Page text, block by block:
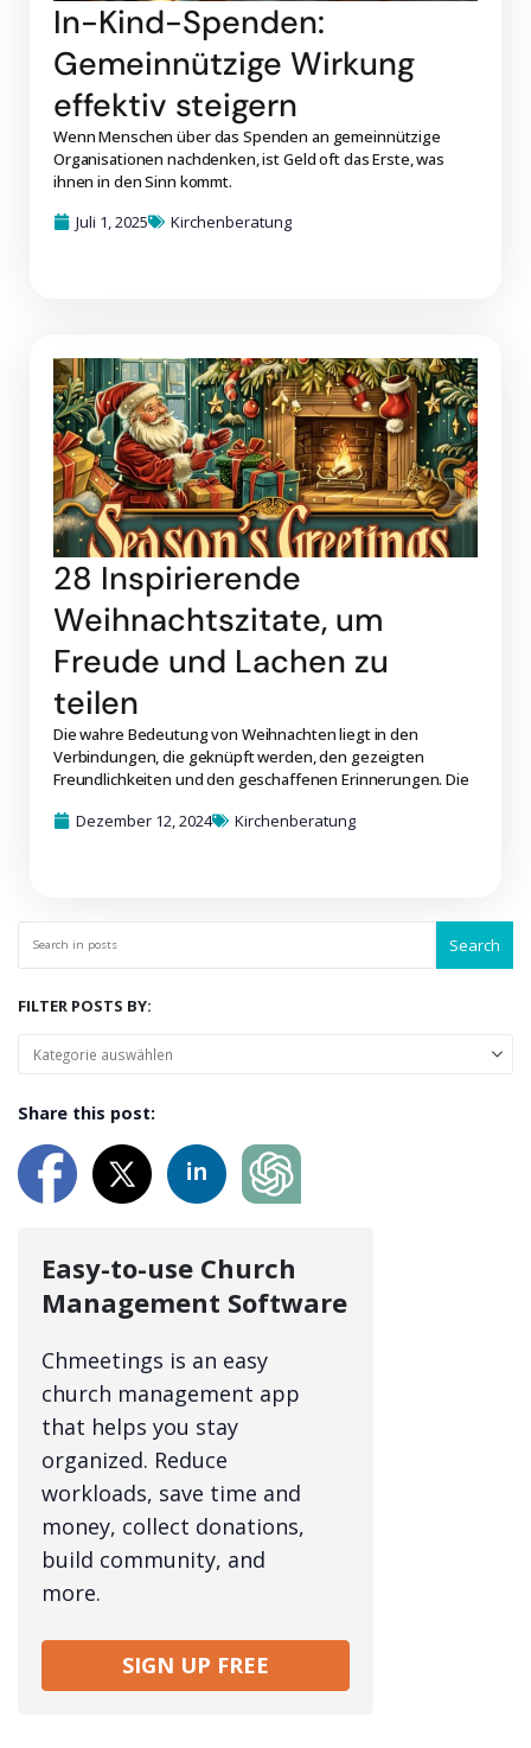
In-Kind-Spenden:
Gemeinnützige Wirkung
effektiv steigern
Wenn Menschen über das Spenden an gemeinnützige
Organisationen nachdenken, ist Geld oft das Erste, was
ihnen in den Sinn kommt.
Juli 1, 2025
Kirchenberatung
28 Inspirierende
Weihnachtszitate, um
Freude und Lachen zu
teilen
Die wahre Bedeutung von Weihnachten liegt in den
Verbindungen, die geknüpft werden, den gezeigten
Freundlichkeiten und den geschaffenen Erinnerungen. Die
Dezember 12, 2024
Kirchenberatung
Search
FILTER POSTS BY:
Share this post:
Easy-to-use Church
Management Software
Chmeetings is an easy
church management app
that helps you stay
organized. Reduce
workloads, save time and
money, collect donations,
build community, and
more.
SIGN UP FREE